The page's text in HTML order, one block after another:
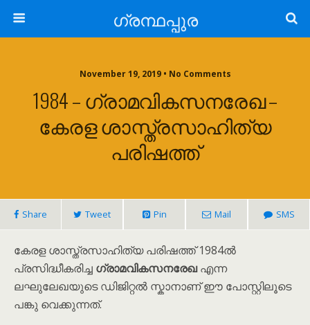
ഗ്രന്ഥപ്പുര
November 19, 2019 • No Comments
1984 – ഗ്രാമവികസനരേഖ –
കേരള ശാസ്ത്രസാഹിത്യ
പരിഷത്ത്
Share Tweet Pin Mail SMS
കേരള ശാസ്ത്രസാഹിത്യ പരിഷത്ത് 1984ൽ
പ്രസിദ്ധീകരിച്ച ഗ്രാമവികസനരേഖഎന്ന
ലഘുലേഖയുടെ ഡിജിറ്റൽ സ്കാനാണ് ഈ പോസ്റ്റിലൂടെ
പങ്കു വെക്കുന്നത്.